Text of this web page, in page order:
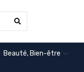
Beauté, Bien-être